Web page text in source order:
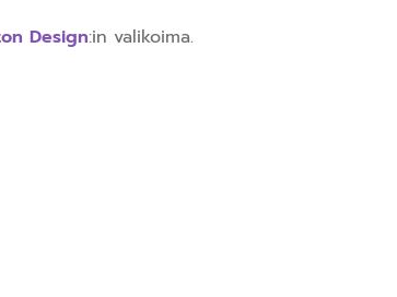
Design:in valikoima.